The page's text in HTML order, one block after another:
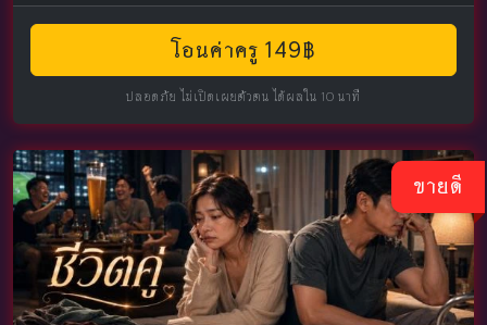
โอนค่าครู 149฿
ปลอดภัย ไม่เปิดเผยตัวตน ได้ผลใน 10 นาที
ขายดี